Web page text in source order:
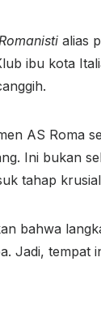
alias
ibu kota
AS Roma
Ini bukan
tahap
bahwa
Jadi,